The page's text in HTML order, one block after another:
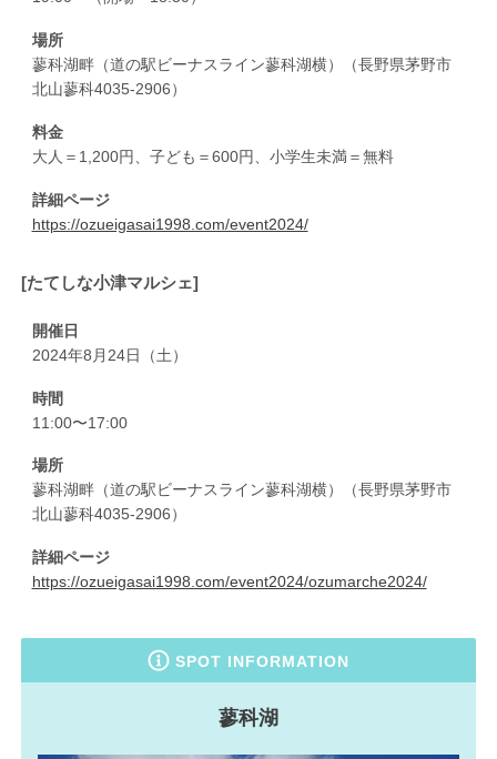
場所
蓼科湖畔（道の駅ビーナスライン蓼科湖横）（長野県茅野市
北山蓼科4035-2906）
料金
大人＝1,200円、子ども＝600円、小学生未満＝無料
詳細ページ
https://ozueigasai1998.com/event2024/
[たてしな小津マルシェ]
開催日
2024年8月24日（土）
時間
11:00〜17:00
場所
蓼科湖畔（道の駅ビーナスライン蓼科湖横）（長野県茅野市
北山蓼科4035-2906）
詳細ページ
https://ozueigasai1998.com/event2024/ozumarche2024/
SPOT INFORMATION
蓼科湖